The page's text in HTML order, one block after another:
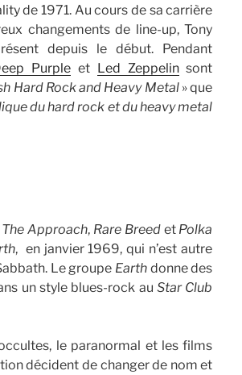
de 1971. Au cours de sa carrière
changements de line-up, Tony
depuis le début. Pendant
Purple et Led Zeppelinsont
Hard Rock and Heavy Metal» que
du hard rock et du heavy metal
The Approach, Rare Breedet Polka
, en janvier 1969, qui n’est autre
Le groupe Earthdonne des
un style blues-rock au Star Club
le paranormal et les films
décident de changer de nom et